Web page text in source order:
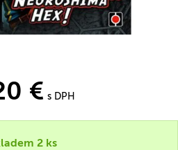
€ s DPH
2 ks